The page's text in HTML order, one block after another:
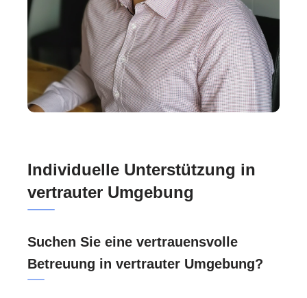
Individuelle Unterstützung in
vertrauter Umgebung
Suchen Sie eine vertrauensvolle
Betreuung in vertrauter Umgebung?